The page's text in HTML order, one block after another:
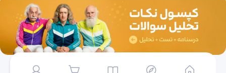
1400/08/29
درس سیزدهم، اسوه نیکو
1400/08/29
درس چهاردهم، امام خمینی